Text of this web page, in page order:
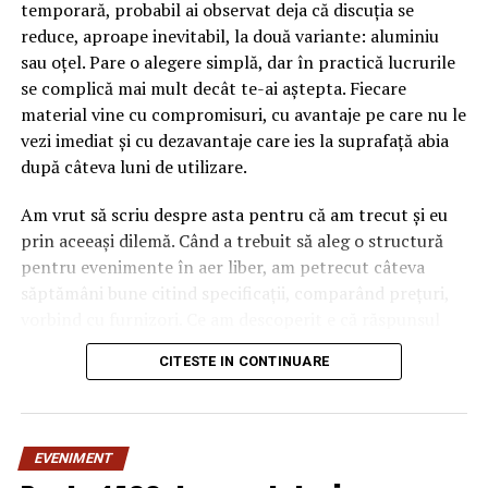
temporară, probabil ai observat deja că discuția se
reduce, aproape inevitabil, la două variante: aluminiu
sau oțel. Pare o alegere simplă, dar în practică lucrurile
se complică mai mult decât te-ai aștepta. Fiecare
material vine cu compromisuri, cu avantaje pe care nu le
vezi imediat și cu dezavantaje care ies la suprafață abia
după câteva luni de utilizare.
Am vrut să scriu despre asta pentru că am trecut și eu
prin aceeași dilemă. Când a trebuit să aleg o structură
pentru evenimente în aer liber, am petrecut câteva
săptămâni bune citind specificații, comparând prețuri,
„corect” depinde mult de context, de cât de des muți
pavilionul și de ce condiții meteo ai de înfruntat.
materialului mai mult decât
CITESTE IN CONTINUARE
EVENIMENT